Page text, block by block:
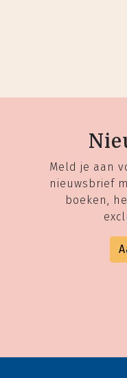
Meld je aan
nieuwsbrief
boeken,